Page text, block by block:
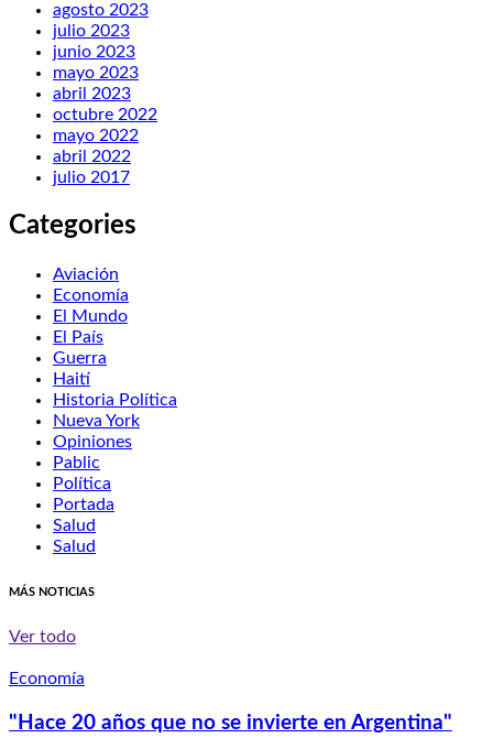
agosto 2023
julio 2023
junio 2023
mayo 2023
abril 2023
octubre 2022
mayo 2022
abril 2022
julio 2017
Categories
Aviación
Economía
El Mundo
El País
Guerra
Haití
Historia Política
Nueva York
Opiniones
Pablic
Política
Portada
Salud
Salud
MÁS NOTICIAS
Ver todo
Economía
"Hace 20 años que no se invierte en Argentina"